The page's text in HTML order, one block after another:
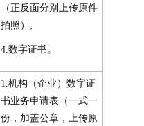
（正反面分别上传原件
拍照）;
4.数字证书。
1.机构（企业）数字证
书业务申请表（一式一
份，加盖公章，上传原